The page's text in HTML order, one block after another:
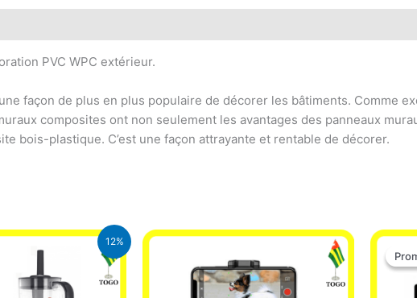
PVC WPC extérieur.
façon de plus en plus populaire de décorer les bâtiments. Comme
composites ont non seulement les avantages des panneaux
bois-plastique. C’est une façon attrayante et rentable de décorer.
12%
CFA.
Le
prix
est :
22.000 CFA.